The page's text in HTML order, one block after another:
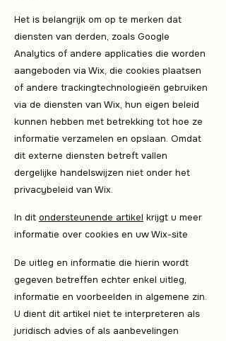
Het is belangrijk om op te merken dat
diensten van derden, zoals Google
Analytics of andere applicaties die worden
aangeboden via Wix, die cookies plaatsen
of andere trackingtechnologieën gebruiken
via de diensten van Wix, hun eigen beleid
kunnen hebben met betrekking tot hoe ze
informatie verzamelen en opslaan. Omdat
dit externe diensten betreft vallen
dergelijke handelswijzen niet onder het
privacybeleid van Wix.
In dit ondersteunende artikel krijgt u meer
informatie over cookies en uw Wix-site
De uitleg en informatie die hierin wordt
gegeven betreffen echter enkel uitleg,
informatie en voorbeelden in algemene zin.
U dient dit artikel niet te interpreteren als
juridisch advies of als aanbevelingen